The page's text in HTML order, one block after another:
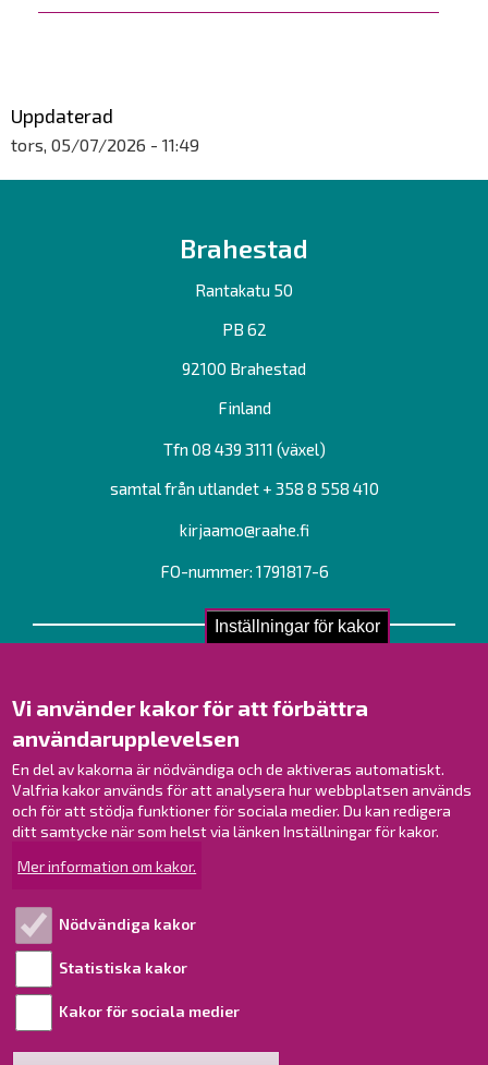
Inställningar för kakor
Vi använder kakor för att förbättra
användarupplevelsen
En del av kakorna är nödvändiga och de aktiveras automatiskt.
Valfria kakor används för att analysera hur webbplatsen används
och för att stödja funktioner för sociala medier. Du kan redigera
ditt samtycke när som helst via länken Inställningar för kakor.
Mer information om kakor.
Nödvändiga kakor
Statistiska kakor
Kakor för sociala medier
Uppdaterad
tors, 05/07/2026 - 11:49
Brahestad
Rantakatu 50
PB 62
92100 Brahestad
Finland
Tfn 08 439 3111 (växel)
samtal från utlandet + 358 8 558 410
kirjaamo@raahe.fi
FO-nummer: 1791817-6
Kontakt
Verksamhetsställen
Kontaktuppgifter till personalen
Guidekarta
Brahestad på Facebook
Brahestad på LinkedIn